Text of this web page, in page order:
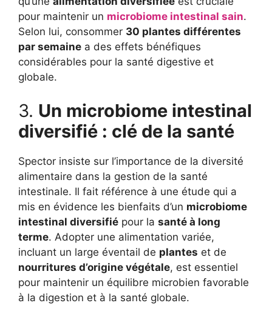
pour maintenir un microbiome intestinal sain.
Selon lui, consommer 30 plantes différentes
par semaine a des effets bénéfiques
considérables pour la santé digestive et
globale.
3. Un microbiome intestinal
diversifié : clé de la santé
Spector insiste sur l’importance de la diversité
alimentaire dans la gestion de la santé
intestinale. Il fait référence à une étude qui a
mis en évidence les bienfaits d’un microbiome
intestinal diversifié pour la santé à long
terme. Adopter une alimentation variée,
incluant un large éventail de plantes et de
nourritures d’origine végétale, est essentiel
pour maintenir un équilibre microbien favorable
à la digestion et à la santé globale.